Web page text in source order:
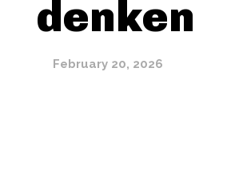
denken
February 20, 2026